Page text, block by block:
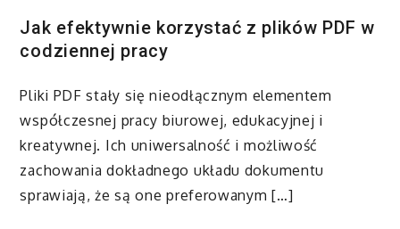
Jak efektywnie korzystać z plików PDF w
codziennej pracy
Pliki PDF stały się nieodłącznym elementem
współczesnej pracy biurowej, edukacyjnej i
kreatywnej. Ich uniwersalność i możliwość
zachowania dokładnego układu dokumentu
sprawiają, że są one preferowanym […]